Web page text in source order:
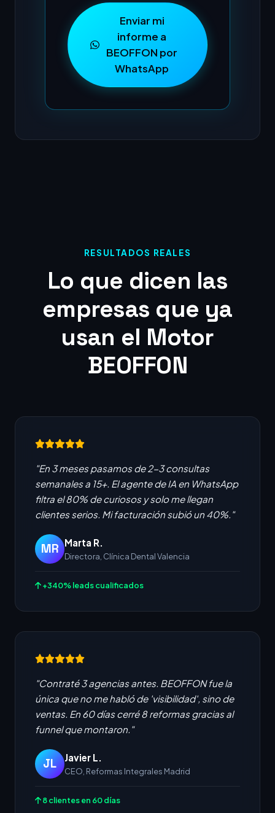
Enviar mi
informe a
BEOFFON por
WhatsApp
RESULTADOS REALES
Lo que dicen las
empresas que ya
usan el Motor
BEOFFON
"En 3 meses pasamos de 2-3 consultas
semanales a 15+. El agente de IA en WhatsApp
filtra el 80% de curiosos y solo me llegan
clientes serios. Mi facturación subió un 40%."
MR Marta R.
Directora, Clínica Dental Valencia
+340% leads cualificados
"Contraté 3 agencias antes. BEOFFON fue la
única que no me habló de 'visibilidad', sino de
ventas. En 60 días cerré 8 reformas gracias al
funnel que montaron."
JL Javier L.
CEO, Reformas Integrales Madrid
8 clientes en 60 días